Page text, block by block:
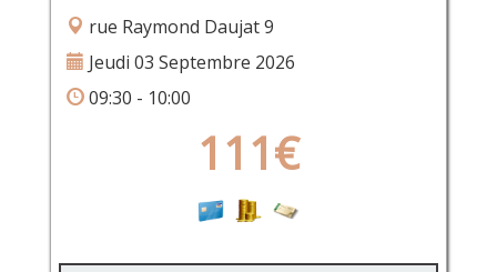
rue Raymond Daujat 9
Jeudi 03 Septembre 2026
09:30 - 10:00
111€